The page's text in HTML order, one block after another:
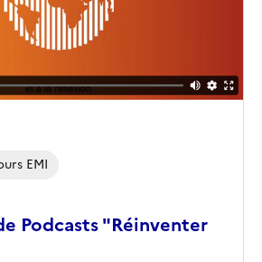
Podcasts "Réinventer
EMI